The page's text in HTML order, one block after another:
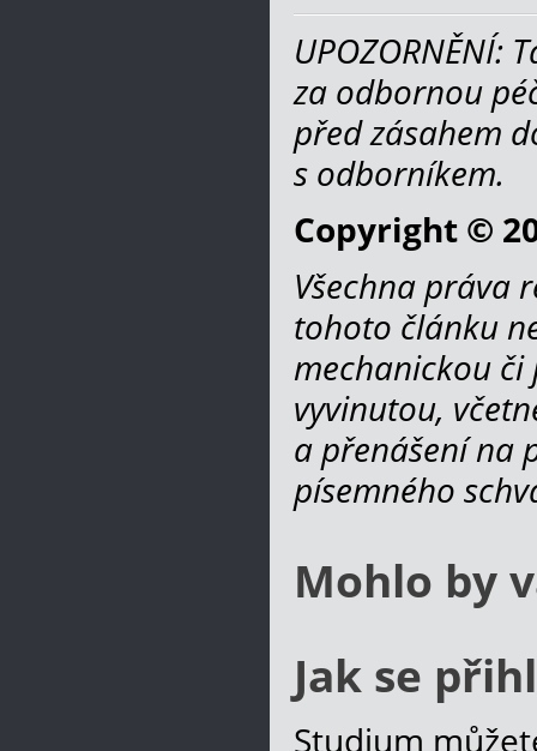
UPOZORNĚNÍ:
za odbornou
před zásahem
s odborníkem.
Copyright ©
Všechna práva
tohoto článku
mechanickou
vyvinutou,
a přenášení na
písemného
Mohlo by
Jak se
Studium